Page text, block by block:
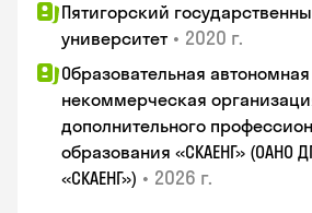
Пятигорский
университет • 2020 г.
Образовательная автономная
некоммерческая
дополнительного
образования «СКАЕНГ» (ОАНО
«СКАЕНГ») • 2026 г.